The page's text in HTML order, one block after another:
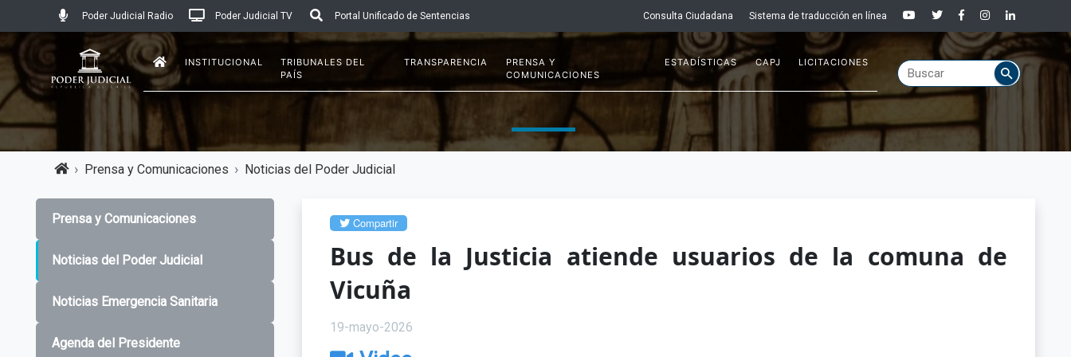
Poder Judicial Radio Poder Judicial TV Portal Unificado de Sentencias Consulta Ciudadana Sistema de traducción en línea
INSTITUCIONAL
TRIBUNALES DEL
PAÍS
TRANSPARENCIA
PRENSA Y
COMUNICACIONES
ESTADÍSTICAS CAPJ LICITACIONES
Prensa y Comunicaciones Noticias del Poder Judicial
Prensa y Comunicaciones
Noticias del Poder Judicial
Noticias Emergencia Sanitaria
Agenda del Presidente
Compartir
Bus de la Justicia atiende usuarios de la comuna de
Vicuña
19-mayo-2026